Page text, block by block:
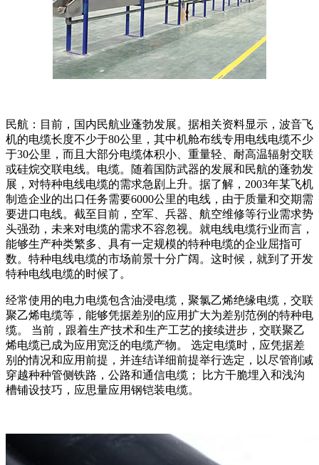
民航：目前，国内民航业蓬勃发展。据相关资料显示，波音飞
机的电缆长度不少于80公里，其中机舱布线专用电线电缆不少
于30公里，而且大部分电缆体积小、重量轻、耐高温辐射交联
或硅烷交联电线。电缆。随着国防武器的发展和民航的蓬勃发
展，对特种电线电缆的需求急剧上升。据了解，2003年某飞机
制造企业的出口任务需要6000公里的电线，由于质量和交期需
要进口电线。截至目前，空军、兵器、航空维修等行业需求势
头强劲，未来对电缆的需求不容忽视。就电线电缆行业而言，
能够生产种类繁多、具有一定规模的特种电缆的企业屈指可
数。特种电线电缆的市场前景十分广阔。这时候，就到了开发
特种电线电缆的时候了。
经常使用的电力电缆包含油浸电缆，聚氯乙烯绝缘电缆，交联
聚乙烯电缆等，能够凭据差别的应用扩大为差别范例的特种电
缆。 当前，跟着生产技术和生产工艺的接续进步，交联聚乙
烯电缆已成为应用宽泛的电缆产物。 选定电缆时，应凭据差
别的情况和应用前提，并连结详细前提举行选定，以尽管削减
穿越种种管侧铁路，公路和通信电缆； 比方干脆埋入和浅沟
槽铺设技巧，应思量应用钢铠装电缆。